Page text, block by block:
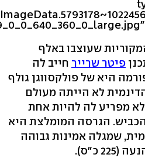
שעוצבו באלף
פיטר שרייר חייב לה
היא של פולקסווגן גולף
לא הייתה מעולם
מפריע לה להיות אחת
הגרסה המומלצת היא
שמגלה אמינות גבוהה
כ"ס).